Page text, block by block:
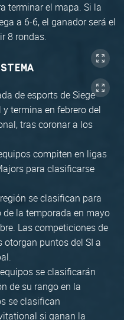
terminar el mapa. Si la
a 6-6, el ganador será el
8 rondas.
de esports de Siege
termina en febrero del
tras coronar a los
compiten en ligas
para clasificarse
se clasifican para
la temporada en mayo
Las competiciones de
puntos del SI a
se clasificarán
de su rango en la
se clasifican
si ganan la